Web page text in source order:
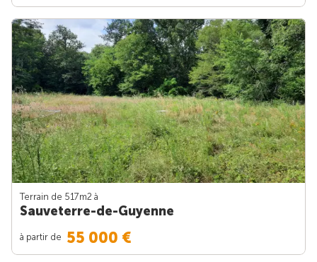
Terrain de 517m2 à
Sauveterre-de-Guyenne
à partir de 55 000 €